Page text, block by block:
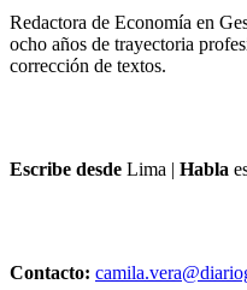
Redactora de Economía en
ocho años de trayectoria
corrección de textos.
Escribe desde Lima | Habla
Contacto: